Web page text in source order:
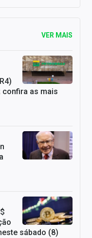
VER MAIS
as mais
sábado (8)